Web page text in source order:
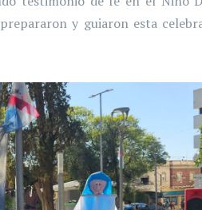
y guiaron esta